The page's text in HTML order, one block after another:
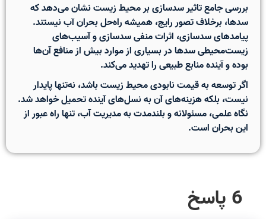
بررسی جامعتاثیر سدسازی بر محیط زیستنشان می‌دهد که
سدها، برخلاف تصور رایج، همیشه راه‌حل بحران آب نیستند.
پیامدهای سدسازی، اثرات منفی سدسازی و آسیب‌های
زیست‌محیطی سدهادر بسیاری از موارد بیش از منافع آن‌ها
بوده و آینده منابع طبیعی را تهدید می‌کند.
اگر توسعه به قیمت نابودی محیط زیست باشد، نه‌تنها پایدار
نیست، بلکه هزینه‌های آن به نسل‌های آینده تحمیل خواهد شد.
نگاه علمی، مسئولانه و بلندمدت به مدیریت آب، تنها راه عبور از
این بحران است.
6 پاسخ